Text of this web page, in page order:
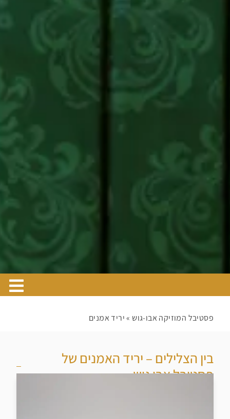
פסטיבל המוזיקה אבו-גוש»יריד אמנים
בין הצלילים – יריד האמנים של
פסטיבל אבו גוש